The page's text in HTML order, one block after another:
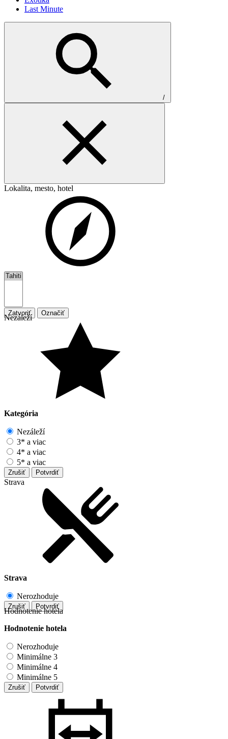
Last Minute
/
Lokalita, mesto, hotel
Zatvoriť Označiť
Nezáleží
Kategória
Nezáleží
3* a viac
4* a viac
5* a viac
Zrušiť Potvrdiť
Strava
Strava
Nerozhoduje
Zrušiť Potvrdiť
Hodnotenie hotela
Hodnotenie hotela
Nerozhoduje
Minimálne 3
Minimálne 4
Minimálne 5
Zrušiť Potvrdiť